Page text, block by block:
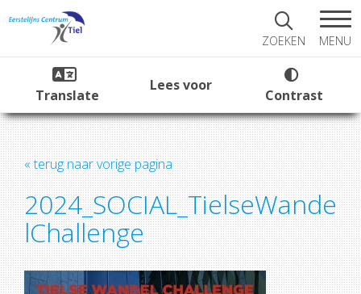
ZOEKEN MENU
Translate
Lees voor
Contrast
« terug naar vorige pagina
2024_SOCIAL_TielseWande
lChallenge